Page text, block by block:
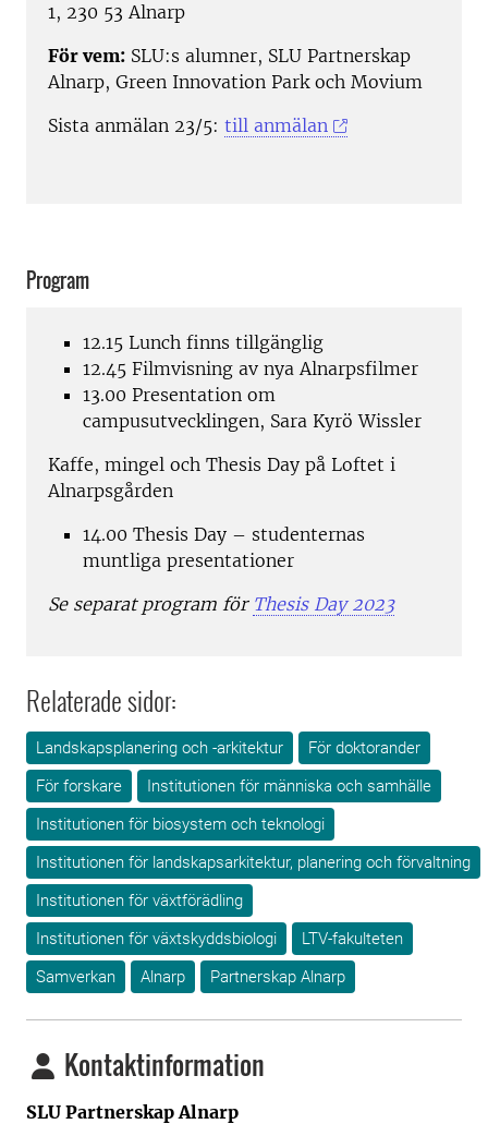
1, 230 53 Alnarp
För vem: SLU:s alumner, SLU Partnerskap
Alnarp, Green Innovation Park och Movium
Sista anmälan 23/5: till anmälan
Program
12.15 Lunch finns tillgänglig
12.45 Filmvisning av nya Alnarpsfilmer
13.00 Presentation om
campusutvecklingen, Sara Kyrö Wissler
Kaffe, mingel och Thesis Day på Loftet i
Alnarpsgården
14.00 Thesis Day – studenternas
muntliga presentationer
Se separat program för Thesis Day 2023
Relaterade sidor:
Landskapsplanering och -arkitektur
För doktorander
För forskare
Institutionen för människa och samhälle
Institutionen för biosystem och teknologi
Institutionen för landskapsarkitektur, planering och förvaltning
Institutionen för växtförädling
Institutionen för växtskyddsbiologi
LTV-fakulteten
Samverkan
Alnarp Partnerskap Alnarp
Kontaktinformation
SLU Partnerskap Alnarp